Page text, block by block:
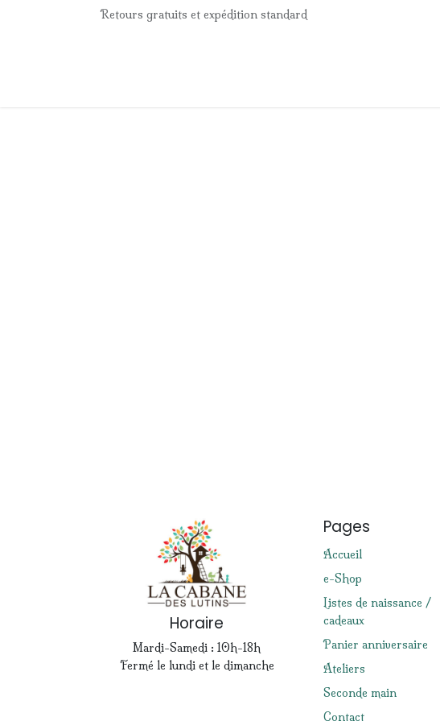
Se rendre au contenuRetours gratuits et expédition standard
Horaire
Mardi-Samedi : 10h-18h
Fermé le lundi et le dimanche
Pages
Accueil
e-Shop
Listes de naissance /
cadeaux
Panier anniversaire
Ateliers
Seconde main
Contact